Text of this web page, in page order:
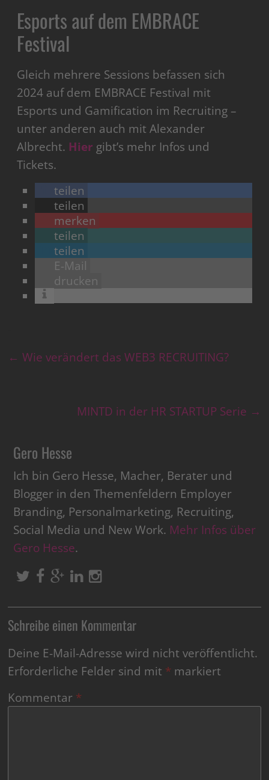
Esports auf dem EMBRACE
Festival
Gleich mehrere Sessions befassen sich
2024 auf dem EMBRACE Festival mit
Esports und Gamification im Recruiting –
unter anderen auch mit Alexander
Albrecht. Hier gibt’s mehr Infos und
Tickets.
teilen
teilen
merken
teilen
teilen
E-Mail
drucken
← Wie verändert das WEB3 RECRUITING?
MINTD in der HR STARTUP Serie →
Gero Hesse
Ich bin Gero Hesse, Macher, Berater und
Blogger in den Themenfeldern Employer
Branding, Personalmarketing, Recruiting,
Social Media und New Work. Mehr Infos über
Gero Hesse.
Schreibe einen Kommentar
Deine E-Mail-Adresse wird nicht veröffentlicht.
Erforderliche Felder sind mit * markiert
Kommentar *